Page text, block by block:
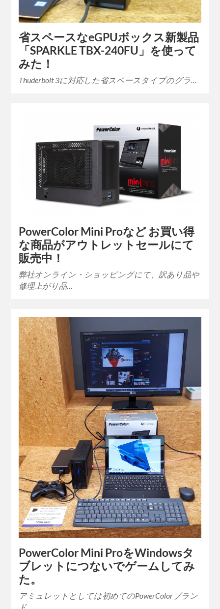
省スペースなeGPUボックス新製品
「SPARKLE TBX-240FU」を使って
みた！
Thuderbolt 3に対応した省スペースタイプのグラ…
PowerColor Mini Proなど お買い得
な商品がアウトレットセールにて
販売中！
弊社オンライン・ショッピングにて、訳あり品や
修理上がり品…
PowerColor Mini ProをWindowsタ
ブレットにつないでゲームしてみ
た。
アミュレットとしては初めてのPowerColorブラン
ド…